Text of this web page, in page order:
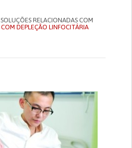
RELACIONADAS COM
DEPLEÇÃO LINFOCITÁRIA